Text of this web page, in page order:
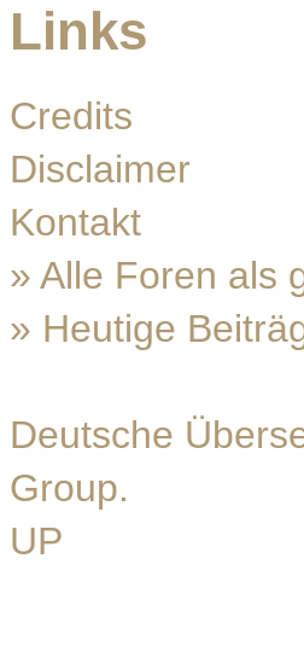
Links
Credits
Disclaimer
Kontakt
» Alle Foren als
» Heutige
Deutsche
Group.
UP